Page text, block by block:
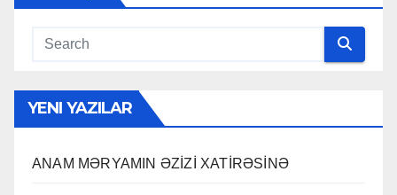
YENI YAZILAR
ANAM MƏRYAMIN ƏZİZİ XATİRƏSİNƏ